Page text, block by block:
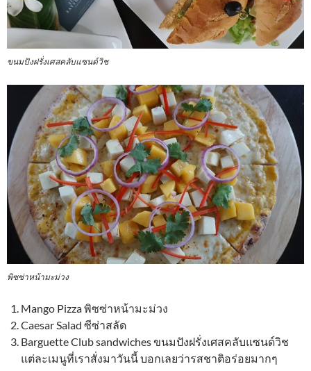
ขนมปังฝรั่งเศสคลับแซนด์วิช
พิซซ่าหน้ามะม่วง
Mango Pizza พิซซ่าหน้ามะม่วง
Caesar Salad ซีซ่าสลัด
Barguette Club sandwiches ขนมปังฝรั่งเศสคลับแซนด์วิช
แต่ละเมนูที่เราสั่งมาวันนี้ บอกเลยว่ารสชาติอร่อยมากๆ